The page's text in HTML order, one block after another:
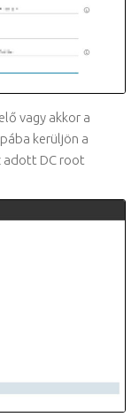
vagy akkor a
kerüljön a
adott DC root